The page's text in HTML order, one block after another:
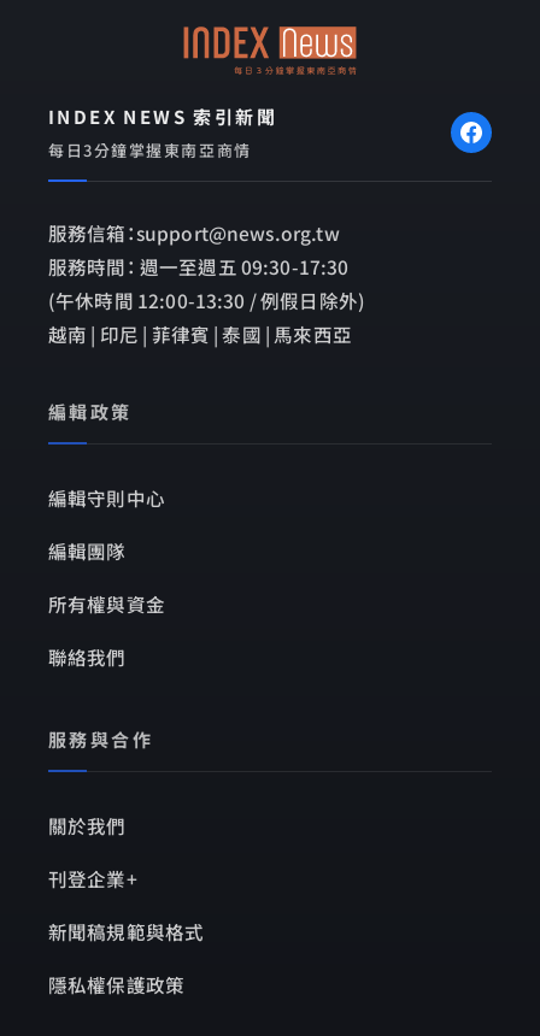
INDEX NEWS 索引新聞
每日3分鐘掌握東南亞商情
服務信箱：support@news.org.tw
服務時間： 週一至週五 09:30-17:30
(午休時間 12:00-13:30 / 例假日除外)
越南 | 印尼 | 菲律賓 | 泰國 | 馬來西亞
編輯政策
編輯守則中心
編輯團隊
所有權與資金
聯絡我們
服務與合作
關於我們
刊登企業+
新聞稿規範與格式
隱私權保護政策